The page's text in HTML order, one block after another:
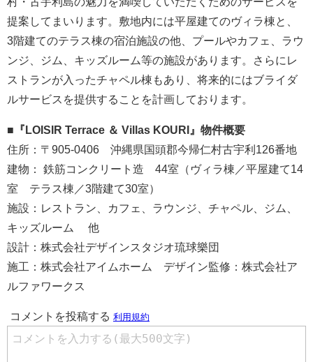
提案してまいります。敷地内には平屋建てのヴィラ棟と、
3階建てのテラス棟の宿泊施設の他、プールやカフェ、ラウ
ンジ、ジム、キッズルーム等の施設があります。さらにレ
ストランが入ったチャペル棟もあり、将来的にはブライダ
ルサービスを提供することを計画しております。
■『LOISIR Terrace ＆ Villas KOURI』物件概要
住所：〒905-0406 沖縄県国頭郡今帰仁村古宇利126番地
建物： 鉄筋コンクリート造 44室（ヴィラ棟／平屋建て14
室 テラス棟／3階建て30室）
施設：レストラン、カフェ、ラウンジ、チャペル、ジム、
キッズルーム 他
設計：株式会社デザインスタジオ琉球樂団
施工：株式会社アイムホーム デザイン監修：株式会社ア
ルファワークス